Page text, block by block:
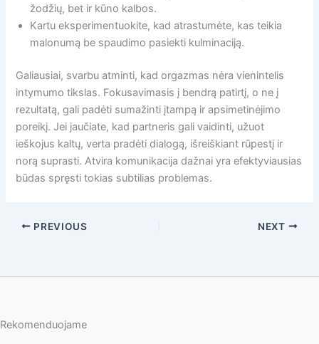
žodžių, bet ir kūno kalbos.
Kartu eksperimentuokite, kad atrastumėte, kas teikia
malonumą be spaudimo pasiekti kulminaciją.
Galiausiai, svarbu atminti, kad orgazmas nėra vienintelis
intymumo tikslas. Fokusavimasis į bendrą patirtį, o ne į
rezultatą, gali padėti sumažinti įtampą ir apsimetinėjimo
poreikį. Jei jaučiate, kad partneris gali vaidinti, užuot
ieškojus kaltų, verta pradėti dialogą, išreiškiant rūpestį ir
norą suprasti. Atvira komunikacija dažnai yra efektyviausias
būdas spręsti tokias subtilias problemas.
PREVIOUS NEXT
Rekomenduojame